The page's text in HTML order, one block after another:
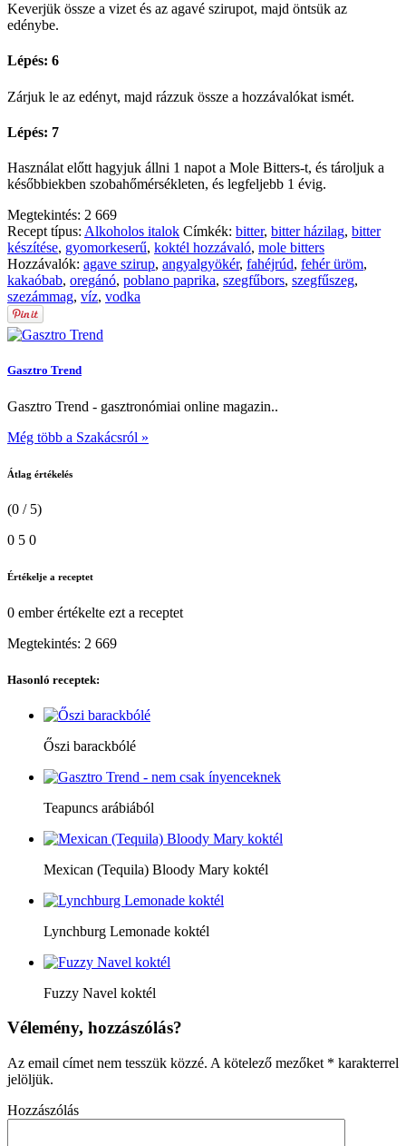
Keverjük össze a vizet és az agavé szirupot, majd öntsük az
edénybe.
Lépés: 6
Zárjuk le az edényt, majd rázzuk össze a hozzávalókat ismét.
Lépés: 7
Használat előtt hagyjuk állni 1 napot a Mole Bitters-t, és tároljuk a
későbbiekben szobahőmérsékleten, és legfeljebb 1 évig.
Megtekintés: 2 669
Recept típus: Alkoholos italok Címkék: bitter, bitter házilag, bitter
készítése, gyomorkeserű, koktél hozzávaló, mole bitters
Hozzávalók: agave szirup, angyalgyökér, fahéjrúd, fehér üröm,
kakaóbab, oregánó, poblano paprika, szegfűbors, szegfűszeg,
szezámmag, víz, vodka
Gasztro Trend
Gasztro Trend - gasztronómiai online magazin..
Még több a Szakácsról »
Átlag értékelés
(0 / 5)
0 5 0
Értékelje a receptet
0 emberértékelte ezt a receptet
Megtekintés: 2 669
Hasonló receptek:
Őszi barackbólé
Teapuncs arábiából
Mexican (Tequila) Bloody Mary koktél
Lynchburg Lemonade koktél
Fuzzy Navel koktél
Vélemény, hozzászólás?
Az email címet nem tesszük közzé. A kötelező mezőket * karakterrel
jelöljük.
Hozzászólás